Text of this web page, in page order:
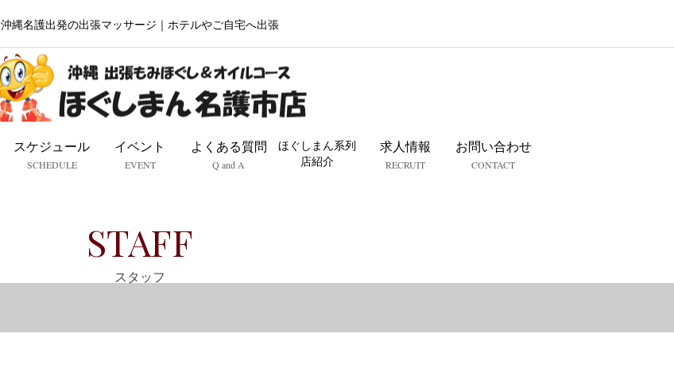
沖縄名護出発の出張マッサージ｜ホテルやご自宅へ出張
スケジュール
SCHEDULE
イベント
EVENT
よくある質問
Q and A
ほぐしまん系列
店紹介
求人情報
RECRUIT
お問い合わせ
CONTACT
STAFF
スタッフ